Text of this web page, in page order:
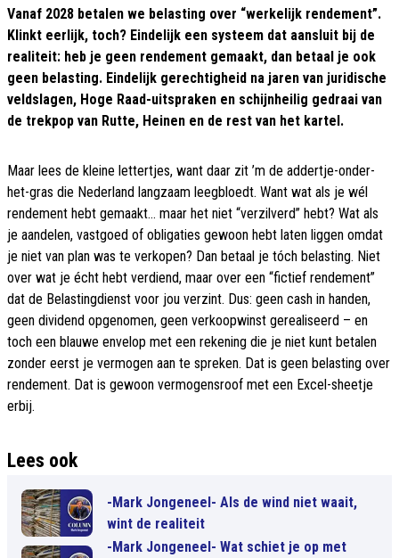
Vanaf 2028 betalen we belasting over “werkelijk rendement”.
Klinkt eerlijk, toch? Eindelijk een systeem dat aansluit bij de
realiteit: heb je geen rendement gemaakt, dan betaal je ook
geen belasting. Eindelijk gerechtigheid na jaren van juridische
veldslagen, Hoge Raad-uitspraken en schijnheilig gedraai van
de trekpop van Rutte, Heinen en de rest van het kartel.
Maar lees de kleine lettertjes, want daar zit ’m de addertje-onder-
het-gras die Nederland langzaam leegbloedt. Want wat als je wél
rendement hebt gemaakt… maar het niet “verzilverd” hebt? Wat als
je aandelen, vastgoed of obligaties gewoon hebt laten liggen omdat
je niet van plan was te verkopen? Dan betaal je tóch belasting. Niet
over wat je écht hebt verdiend, maar over een “fictief rendement”
dat de Belastingdienst voor jou verzint. Dus: geen cash in handen,
geen dividend opgenomen, geen verkoopwinst gerealiseerd – en
toch een blauwe envelop met een rekening die je niet kunt betalen
zonder eerst je vermogen aan te spreken. Dat is geen belasting over
rendement. Dat is gewoon vermogensroof met een Excel-sheetje
erbij.
Lees ook
-Mark Jongeneel- Als de wind niet waait,
wint de realiteit
-Mark Jongeneel- Wat schiet je op met